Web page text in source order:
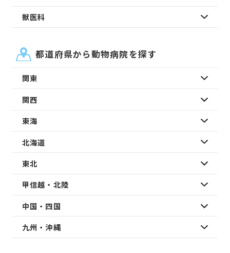
獣医科
都道府県から動物病院を探す
関東
関西
東海
北海道
東北
甲信越・北陸
中国・四国
九州・沖縄